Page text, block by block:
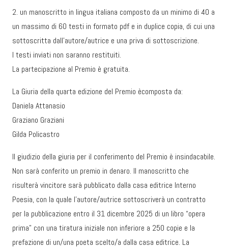
2. un manoscritto in lingua italiana composto da un minimo di 40 a
un massimo di 60 testi in formato pdf e in duplice copia, di cui una
sottoscritta dall’autore/autrice e una priva di sottoscrizione.
I testi inviati non saranno restituiti.
La partecipazione al Premio è gratuita.
La Giuria della quarta edizione del Premio ècomposta da:
Daniela Attanasio
Graziano Graziani
Gilda Policastro
Il giudizio della giuria per il conferimento del Premio è insindacabile.
Non sarà conferito un premio in denaro. Il manoscritto che
risulterà vincitore sarà pubblicato dalla casa editrice Interno
Poesia, con la quale l’autore/autrice sottoscriverà un contratto
per la pubblicazione entro il 31 dicembre 2025 di un libro “opera
prima” con una tiratura iniziale non inferiore a 250 copie e la
prefazione di un/una poeta scelto/a dalla casa editrice. La